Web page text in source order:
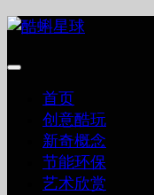
跳
内
首页
创意酷玩
新奇概念
节能环保
艺术欣赏